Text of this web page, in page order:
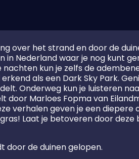
over het strand en door de
Nederland waar je nog kunt
kun je zelfs de
als een Dark Sky Park.
Onderweg kun je luisteren
Marloes Fopma van
verhalen geven je een diepere
Laat je betoveren door deze
door de duinen gelopen.